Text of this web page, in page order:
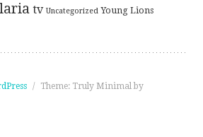
tv Uncategorized Young Lions
/
Theme: Truly Minimal by